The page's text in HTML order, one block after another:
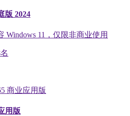
版 2024
Windows 11，仅限非商业使用
名
用版